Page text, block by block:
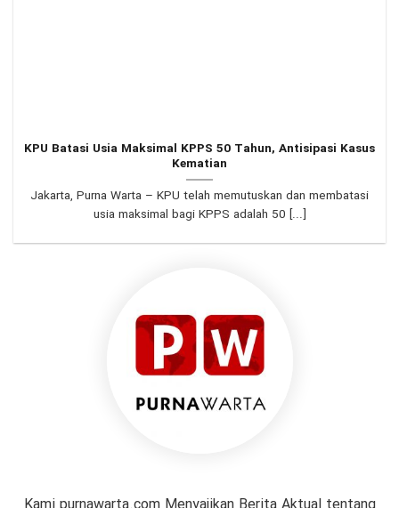
KPU Batasi Usia Maksimal KPPS 50 Tahun, Antisipasi Kasus
Kematian
Jakarta, Purna Warta – KPU telah memutuskan dan membatasi
usia maksimal bagi KPPS adalah 50 [...]